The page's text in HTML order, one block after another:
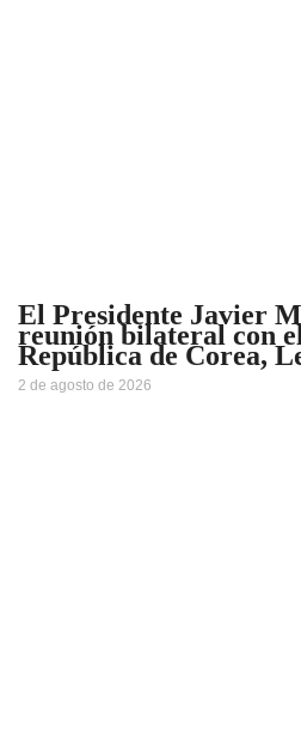
El Presidente Javier
reunión bilateral con
República de Corea,
2 de agosto de 2026